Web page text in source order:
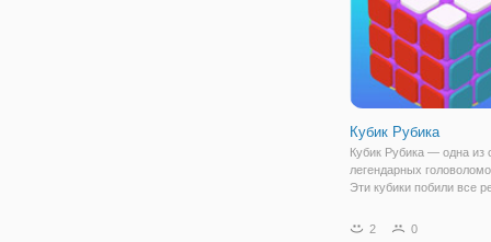
Кубик Рубика
Кубик Рубика — одна из
легендарных
Эти кубики побили все
игрушками среди
2 0